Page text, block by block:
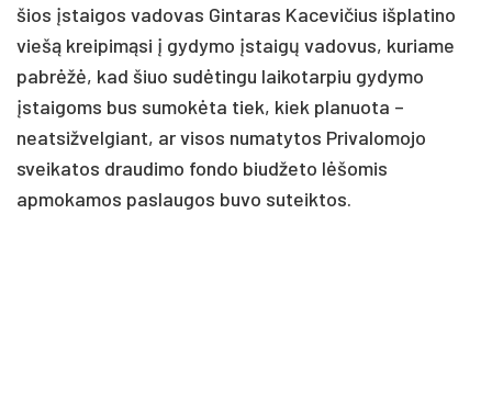
šios įstaigos vadovas Gintaras Kacevičius išplatino
viešą kreipimąsi į gydymo įstaigų vadovus, kuriame
pabrėžė, kad šiuo sudėtingu laikotarpiu gydymo
įstaigoms bus sumokėta tiek, kiek planuota –
neatsižvelgiant, ar visos numatytos Privalomojo
sveikatos draudimo fondo biudžeto lėšomis
apmokamos paslaugos buvo suteiktos.